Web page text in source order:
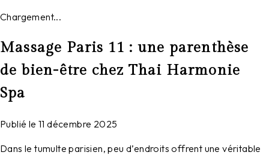
Chargement...
Massage Paris 11 : une parenthèse
de bien-être chez Thai Harmonie
Spa
Publié le 11 décembre 2025
Dans le tumulte parisien, peu d’endroits offrent une véritable